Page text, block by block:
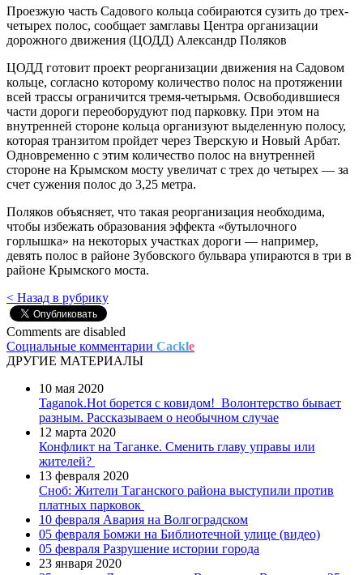
Проезжую часть Садового кольца собираются сузить до трех-
четырех полос, сообщает замглавы Центра организации
дорожного движения (ЦОДД) Александр Поляков
ЦОДД готовит проект реорганизации движения на Садовом
кольце, согласно которому количество полос на протяжении
всей трассы ограничится тремя-четырьмя. Освободившиеся
части дороги переоборудуют под парковку. При этом на
внутренней стороне кольца организуют выделенную полосу,
которая транзитом пройдет через Тверскую и Новый Арбат.
Одновременно с этим количество полос на внутренней
стороне на Крымском мосту увеличат с трех до четырех — за
счет сужения полос до 3,25 метра.
Поляков объясняет, что такая реорганизация необходима,
чтобы избежать образования эффекта «бутылочного
горлышка» на некоторых участках дороги — например,
девять полос в районе Зубовского бульвара упираются в три в
районе Крымского моста.
< Назад в рубрику
Comments are disabled
Социальные комментарии Cackle
ДРУГИЕ МАТЕРИАЛЫ
10 мая 2020
Taganok.Hot борется с ковидом! Волонтерство бывает
разным. Рассказываем о необычном случае
12 марта 2020
Конфликт на Таганке. Сменить главу управы или
жителей?
13 февраля 2020
Сноб: Жители Таганского района выступили против
платных парковок
10 февраля Авария на Волгоградском
05 февраля Бомжи на Библиотечной улице (видео)
05 февраля Разрушение истории города
23 января 2020